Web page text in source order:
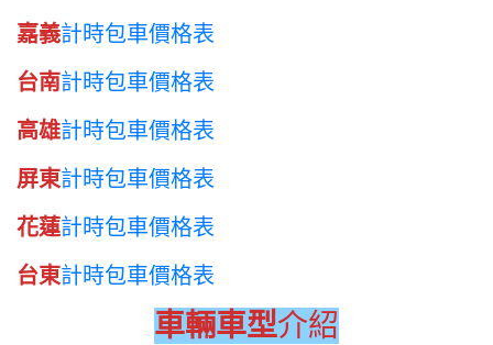
嘉義計時包車價格表
台南計時包車價格表
高雄計時包車價格表
屏東計時包車價格表
花蓮計時包車價格表
台東計時包車價格表
車輛車型介紹